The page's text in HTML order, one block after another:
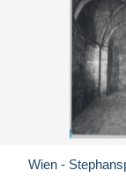
Wien -